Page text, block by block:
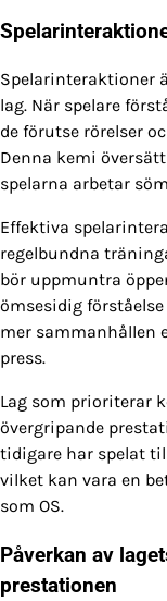
Spelarinteraktioner
lag. När spelare
de förutse rörelser
Denna kemi
spelarna arbetar
Effektiva
regelbundna
bör uppmuntra
ömsesidig
mer sammanhållen
press.
Lag som prioriterar
övergripande
tidigare har spelat
vilket kan vara en
som OS.
Påverkan av
prestationen